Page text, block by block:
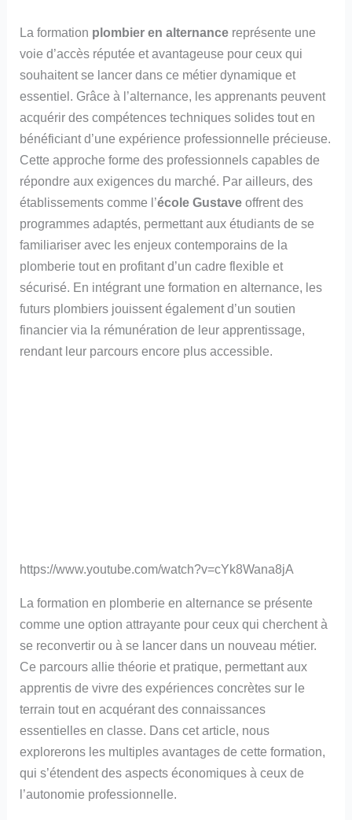
La formation plombier en alternance représente une
voie d’accès réputée et avantageuse pour ceux qui
souhaitent se lancer dans ce métier dynamique et
essentiel. Grâce à l’alternance, les apprenants peuvent
acquérir des compétences techniques solides tout en
bénéficiant d’une expérience professionnelle précieuse.
Cette approche forme des professionnels capables de
répondre aux exigences du marché. Par ailleurs, des
établissements comme l’école Gustave offrent des
programmes adaptés, permettant aux étudiants de se
familiariser avec les enjeux contemporains de la
plomberie tout en profitant d’un cadre flexible et
sécurisé. En intégrant une formation en alternance, les
futurs plombiers jouissent également d’un soutien
financier via la rémunération de leur apprentissage,
rendant leur parcours encore plus accessible.
https://www.youtube.com/watch?v=cYk8Wana8jA
La formation en plomberie en alternance se présente
comme une option attrayante pour ceux qui cherchent à
se reconvertir ou à se lancer dans un nouveau métier.
Ce parcours allie théorie et pratique, permettant aux
apprentis de vivre des expériences concrètes sur le
terrain tout en acquérant des connaissances
essentielles en classe. Dans cet article, nous
explorerons les multiples avantages de cette formation,
qui s’étendent des aspects économiques à ceux de
l’autonomie professionnelle.